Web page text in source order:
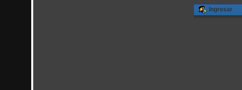
Ingresar